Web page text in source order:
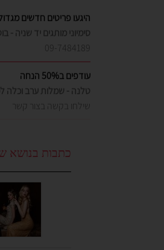
09-7484189
עודפים ב50% הנחה
שילחו בקשה בצור קשר
מבחר שמלות ערב צנועות
נטעלה - שמלות בת
כתבות בנושא